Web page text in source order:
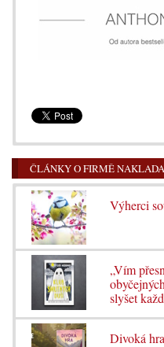
ČLÁNKY O FIRMĚ
Výherci
„Vím
slyšet
Divoká